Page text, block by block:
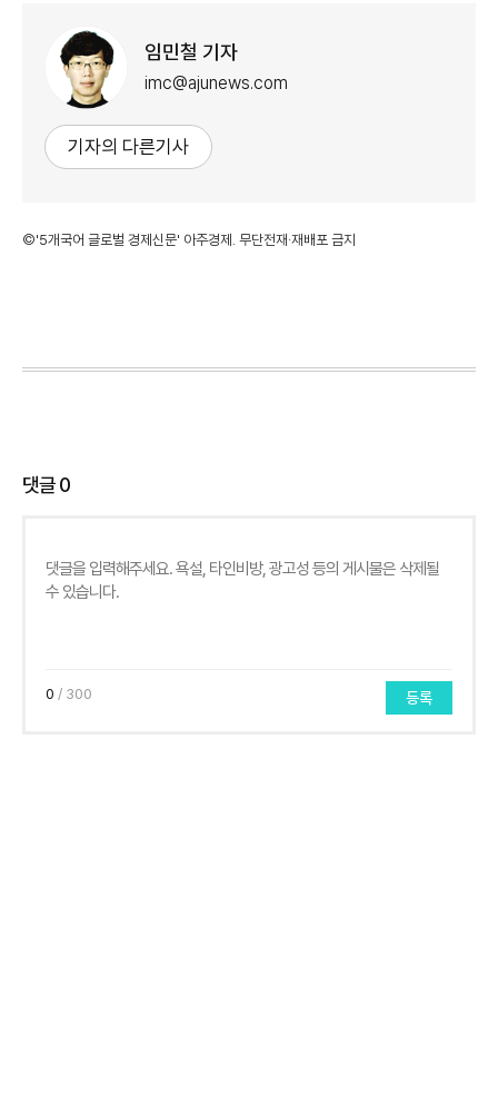
임민철 기자
imc@ajunews.com
기자의 다른기사
©'5개국어 글로벌 경제신문' 아주경제. 무단전재·재배포 금지
댓글0
0 / 300 등록